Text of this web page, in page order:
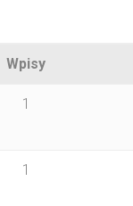
Wpisy
1
1